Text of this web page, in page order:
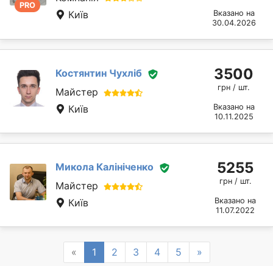
PRO
Київ
Вказано на
30.04.2026
Костянтин Чухліб
Майстер
Київ
3500
грн / шт.
Вказано на
10.11.2025
Микола Калініченко
Майстер
Київ
5255
грн / шт.
Вказано на
11.07.2022
« Previous
1 2 3 4 5 »Next